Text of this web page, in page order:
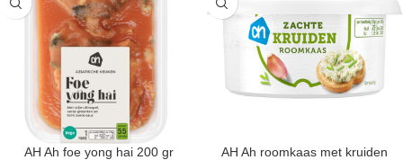
AH Ah foe yong hai 200 gr AH Ah roomkaas met kruiden